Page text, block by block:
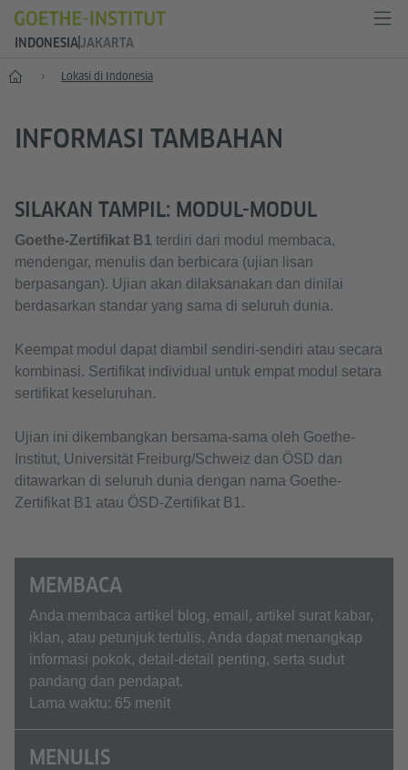
INDONESIAJAKARTA
Depan Lokasi di Indonesia
INFORMASI TAMBAHAN
SILAKAN TAMPIL: MODUL-MODUL
Goethe-Zertifikat B1 terdiri dari modul membaca,
mendengar, menulis dan berbicara (ujian lisan
berpasangan). Ujian akan dilaksanakan dan dinilai
berdasarkan standar yang sama di seluruh dunia.
Keempat modul dapat diambil sendiri-sendiri atau secara
kombinasi. Sertifikat individual untuk empat modul setara
sertifikat keseluruhan.
Ujian ini dikembangkan bersama-sama oleh Goethe-
Institut, Universität Freiburg/Schweiz dan ÖSD dan
ditawarkan di seluruh dunia dengan nama Goethe-
Zertifikat B1 atau ÖSD-Zertifikat B1.
MEMBACA
Anda membaca artikel blog, email, artikel surat kabar,
iklan, atau petunjuk tertulis. Anda dapat menangkap
informasi pokok, detail-detail penting, serta sudut
pandang dan pendapat.
Lama waktu: 65 menit
MENULIS